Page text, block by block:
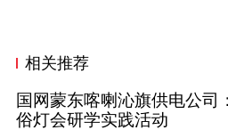
相关推荐
国网蒙东喀喇沁旗供电公司
俗灯会研学实践活动